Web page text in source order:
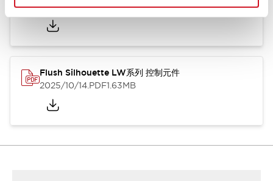
2025/09/19.PDF1.23MB
Flush Silhouette LW系列 控制元件
2025/10/14.PDF1.63MB